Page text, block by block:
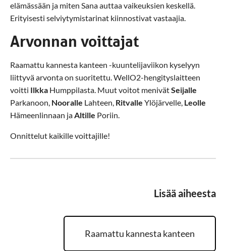
elämässään ja miten Sana auttaa vaikeuksien keskellä.
Erityisesti selviytymistarinat kiinnostivat vastaajia.
Arvonnan voittajat
Raamattu kannesta kanteen -kuuntelijaviikon kyselyyn
liittyvä arvonta on suoritettu. WellO2-hengityslaitteen
voitti Ilkka Humppilasta. Muut voitot menivätSeijalle
Parkanoon, Nooralle Lahteen, Ritvalle Ylöjärvelle, Leolle
Hämeenlinnaan jaAltille Poriin.
Onnittelut kaikille voittajille!
Lisää aiheesta
Raamattu kannesta kanteen